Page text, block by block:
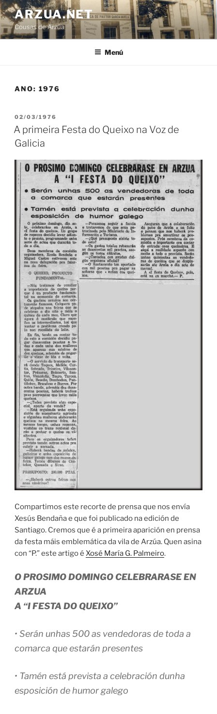
Ir
o
contido
ARZUA.NET
Cousas de Arzúa
Menú
ANO: 1976
PUBLICADO
EN
02/03/1976
A primeira Festa do Queixo na Voz de
Galicia
Compartimos este recorte de prensa que nos envía
Xesús Bendaña e que foi publicado na edición de
Santiago. Cremos que é a primeira aparición en prensa
da festa máis emblemática da vila de Arzúa. Quen asina
con “P.” este artigo é Xosé María G. Palmeiro.
O PROSIMO DOMINGO CELEBRARASE EN
ARZUA
A “I FESTA DO QUEIXO”
• Serán unhas 500 as vendedoras de toda a
comarca que estarán presentes
• Tamén está prevista a celebración dunha
esposición de humor galego